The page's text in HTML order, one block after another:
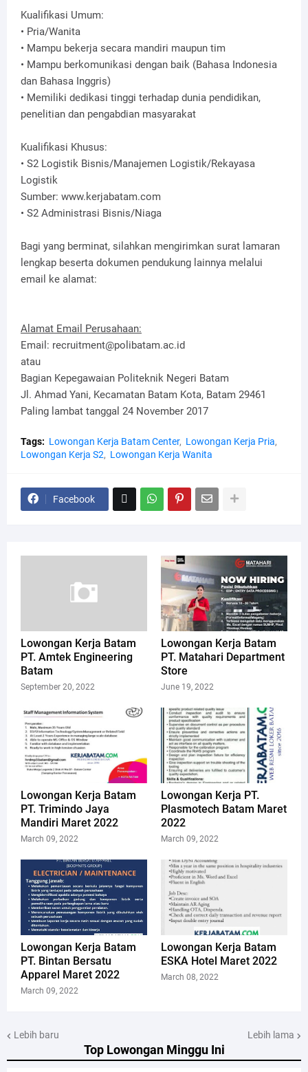
Top Lowongan Minggu Ini
Kualifikasi Umum:
• Pria/Wanita
• Mampu bekerja secara mandiri maupun tim
• Mampu berkomunikasi dengan baik (Bahasa Indonesia
dan Bahasa Inggris)
• Memiliki dedikasi tinggi terhadap dunia pendidikan,
penelitian dan pengabdian masyarakat
Kualifikasi Khusus:
• S2 Logistik Bisnis/Manajemen Logistik/Rekayasa
Logistik
Sumber: www.kerjabatam.com
• S2 Administrasi Bisnis/Niaga
Bagi yang berminat, silahkan mengirimkan surat lamaran
lengkap beserta dokumen pendukung lainnya melalui
email ke alamat:
Alamat Email Perusahaan:
Email: recruitment@polibatam.ac.id
atau
Bagian Kepegawaian Politeknik Negeri Batam
Jl. Ahmad Yani, Kecamatan Batam Kota, Batam 29461
Paling lambat tanggal 24 November 2017
Tags: Lowongan Kerja Batam Center
Lowongan Kerja Pria
Lowongan Kerja S2
Lowongan Kerja Wanita
Facebook
Lowongan Kerja Batam
PT. Amtek Engineering
Batam
September 20, 2022
Lowongan Kerja Batam
PT. Matahari Department
Store
June 19, 2022
Lowongan Kerja Batam
PT. Trimindo Jaya
Mandiri Maret 2022
March 09, 2022
Lowongan Kerja PT.
Plasmotech Batam Maret
2022
March 09, 2022
Lowongan Kerja Batam
PT. Bintan Bersatu
Apparel Maret 2022
March 09, 2022
Lowongan Kerja Batam
ESKA Hotel Maret 2022
March 08, 2022
Lebih baru Lebih lama